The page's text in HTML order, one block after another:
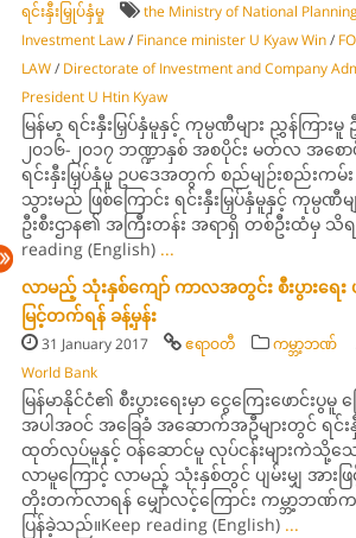
ရင်းနှီးမြှုပ်နှံမှု
the Ministry of National
Investment Law/ Finance minister U Kyaw Win/
LAW/ Directorate of Investment and Company
President U Htin Kyaw
မြန်မာ့ ရင်းနှီးမြှပ်နှံမူနှင့် ကုမ္ပဏီများ ညွှန်ကြားမူ
၂၀၁၆-၂၀၁၇ ဘဏ္ဍာနှစ် အစပိုင်း မတ်လ အစေ
ရင်းနှီးမြှပ်နှံမူ ဥပဒေအတွက် စည်မျဉ်းစည်းကမ်း
သွားမည် ဖြစ်ကြောင်း ရင်းနှီးမြှပ်နှံမူနှင့် ကုမ္ပဏီမ
ဦးစီးဌာန၏ အကြီးတန်း အရာရှိ တစ်ဦးထံမှ သိ
reading (English) ...
လာမည့် သုံးနှစ်ကျော် ကာလအတွင်း စီးပွားရေး ပ
မြင့်တက်ရန် ခန့်မှန်း
31 January 2017 ဧရာဝတီ ကမ္ဘာ့ဘဏ်
World Bank
မြန်မာနိုင်ငံ၏ စီးပွားရေးမှာ ငွေကြေးဖောင်းပွမူ ဖ
အပါအဝင် အခြေခံ အဆောက်အဦများတွင် ရင်း
ထုတ်လုပ်မူနှင့် ဝန်ဆောင်မူ လုပ်ငန်းများကဲသို့သော က
လာမူကြောင့် လာမည့် သုံးနှစ်တွင် ပျမ်းမျှ အားဖြ
တိုးတက်လာရန် မျှော်လင့်ကြောင်း ကမ္ဘာ့ဘ
ပြန်ခဲ့သည်။Keep reading (English) ...